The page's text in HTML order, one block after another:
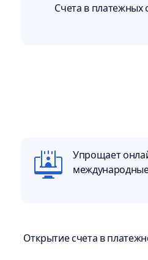
Счета в платежных
Упрощает
Открытие счета в